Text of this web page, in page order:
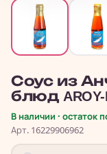
Соус из
блюд AROY-
В наличии · остаток
Арт. 16229906962